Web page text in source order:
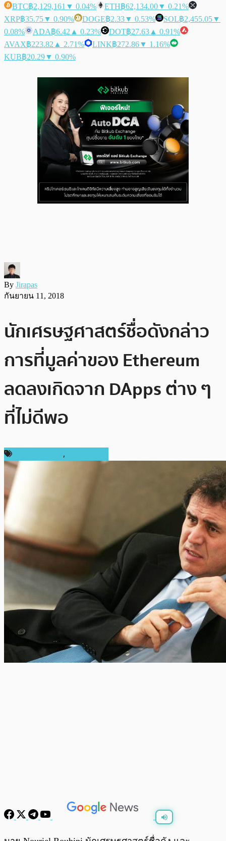
BTC฿2,129,161 ▼ 0.04% ETH฿62,134.00▼ 0.21%
XRP฿35.75▼ 0.90% DOGE฿2.33▼ 0.53% SOL฿2,455.05▼
0.08%
ADA฿6.42 ▲ 0.23% DOT฿27.63 ▲ 0.91%
AVAX฿223.82 ▲ 2.71% LINK฿272.86▼ 1.16%
KUB฿20.29▼ 0.90%
By Jirapas
กันยายน 11, 2018
นักเศรษฐศาสตร์ชื่อดังกล่าว
การที่มูลค่าของ Ethereum
ลดลงเกิดจาก DApps ต่าง ๆ
ที่ไม่ดีพอ
,